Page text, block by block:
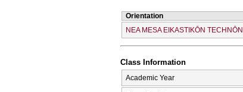
Orientation
NEA MESA EIKASTIKŌN TECΗNŌN
Class Information
Academic Year